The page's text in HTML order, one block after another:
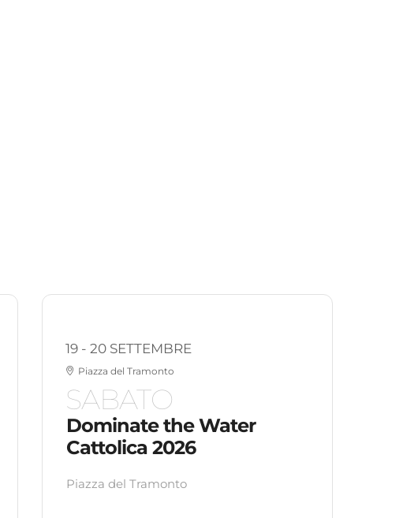
19 - 20 SETTEMBRE
Piazza del Tramonto
SABATO
Dominate the Water
Cattolica 2026
Piazza del Tramonto